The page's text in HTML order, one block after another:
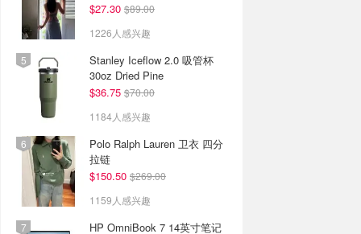
$27.30 $89.00
1226人感兴趣
Stanley Iceflow 2.0 吸管杯
30oz Dried Pine
$36.75 $70.00
1184人感兴趣
Polo Ralph Lauren 卫衣 四分
拉链
$150.50 $269.00
1159人感兴趣
HP OmniBook 7 14英寸笔记